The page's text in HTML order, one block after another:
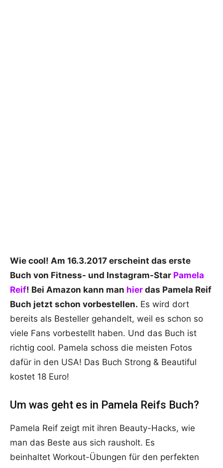
Wie cool! Am 16.3.2017 erscheint das erste
Buch von Fitness- und Instagram-Star Pamela
Reif! Bei Amazon kann man hier das Pamela Reif
Buch jetzt schon vorbestellen. Es wird dort
bereits als Besteller gehandelt, weil es schon so
viele Fans vorbestellt haben. Und das Buch ist
richtig cool. Pamela schoss die meisten Fotos
dafür in den USA! Das Buch Strong & Beautiful
kostet 18 Euro!
Um was geht es in Pamela Reifs Buch?
Pamela Reif zeigt mit ihren Beauty-Hacks, wie
man das Beste aus sich rausholt. Es
beinhaltet Workout-Übungen für den perfekten